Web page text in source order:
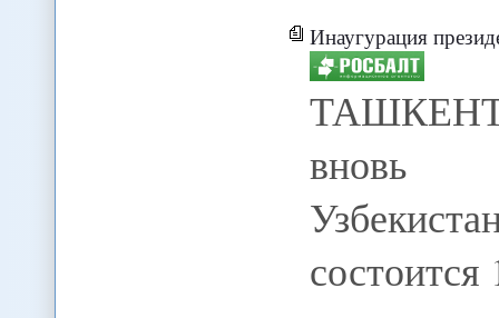
Инаугурация
вновь